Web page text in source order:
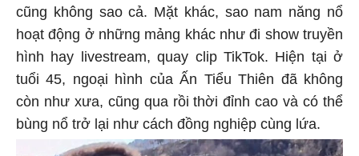
cũng không sao cả. Mặt khác, sao nam năng nổ
hoạt động ở những mảng khác như đi show truyền
hình hay livestream, quay clip TikTok. Hiện tại ở
tuổi 45, ngoại hình của Ấn Tiểu Thiên đã không
còn như xưa, cũng qua rồi thời đỉnh cao và có thể
bùng nổ trở lại như cách đồng nghiệp cùng lứa.